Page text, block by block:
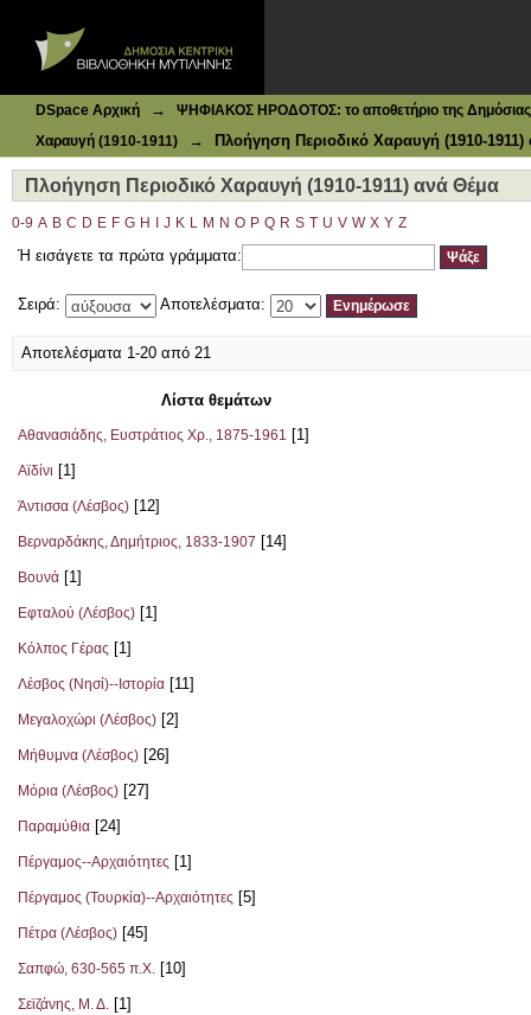
DSpace Αρχική →
ΨΗΦΙΑΚΟΣ ΗΡΟΔΟΤΟΣ: το αποθετήριο της Δημόσιας
Χαραυγή (1910-1911)
→ Πλοήγηση Περιοδικό Χαραυγή (1910-
Πλοήγηση Περιοδικό Χαραυγή (1910-1911) ανά Θέμα
0-9 A B C D E F G H J K L M N O P Q R S T U V W X Y Z
Ή εισάγετε τα πρώτα γράμματα:
Σειρά: Αποτελέσματα:
Αποτελέσματα 1-20 από 21
Λίστα θεμάτων
Αθανασιάδης, Ευστράτιος Χρ., 1875-1961 [1]
Αϊδίνι [1]
Άντισσα (Λέσβος) [12]
Βερναρδάκης, Δημήτριος, 1833-1907 [14]
Βουνά [1]
Εφταλού (Λέσβος) [1]
Κόλπος Γέρας [1]
Λέσβος (Νησί)--Ιστορία [11]
Μεγαλοχώρι (Λέσβος) [2]
Μήθυμνα (Λέσβος) [26]
Μόρια (Λέσβος) [27]
Παραμύθια [24]
Πέργαμος--Αρχαιότητες [1]
Πέργαμος (Τουρκία)--Αρχαιότητες [5]
Πέτρα (Λέσβος) [45]
Σαπφώ, 630-565 π.Χ. [10]
Σεϊζάνης, Μ. Δ. [1]